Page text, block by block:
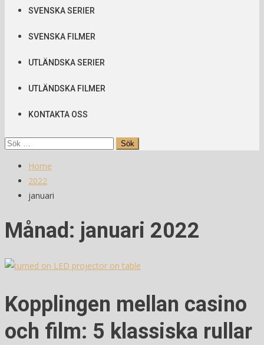
SVENSKA SERIER
SVENSKA FILMER
UTLÄNDSKA SERIER
UTLÄNDSKA FILMER
KONTAKTA OSS
Sök
Home
2022
januari
Månad: januari 2022
Kopplingen mellan casino
och film: 5 klassiska rullar